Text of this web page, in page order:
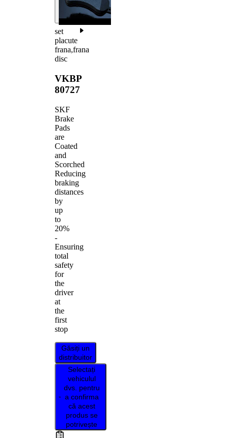
set
placute
frana,frana
disc
VKBP
80727
SKF
Brake
Pads
are
Coated
and
Scorched
Reducing
braking
distances
by
up
to
20%
-
Ensuring
total
safety
for
the
driver
at
the
first
stop
Găsiți un
distribuitor
Selectați
vehiculul
dvs. pentru
a confirma
că acest
produs se
potrivește